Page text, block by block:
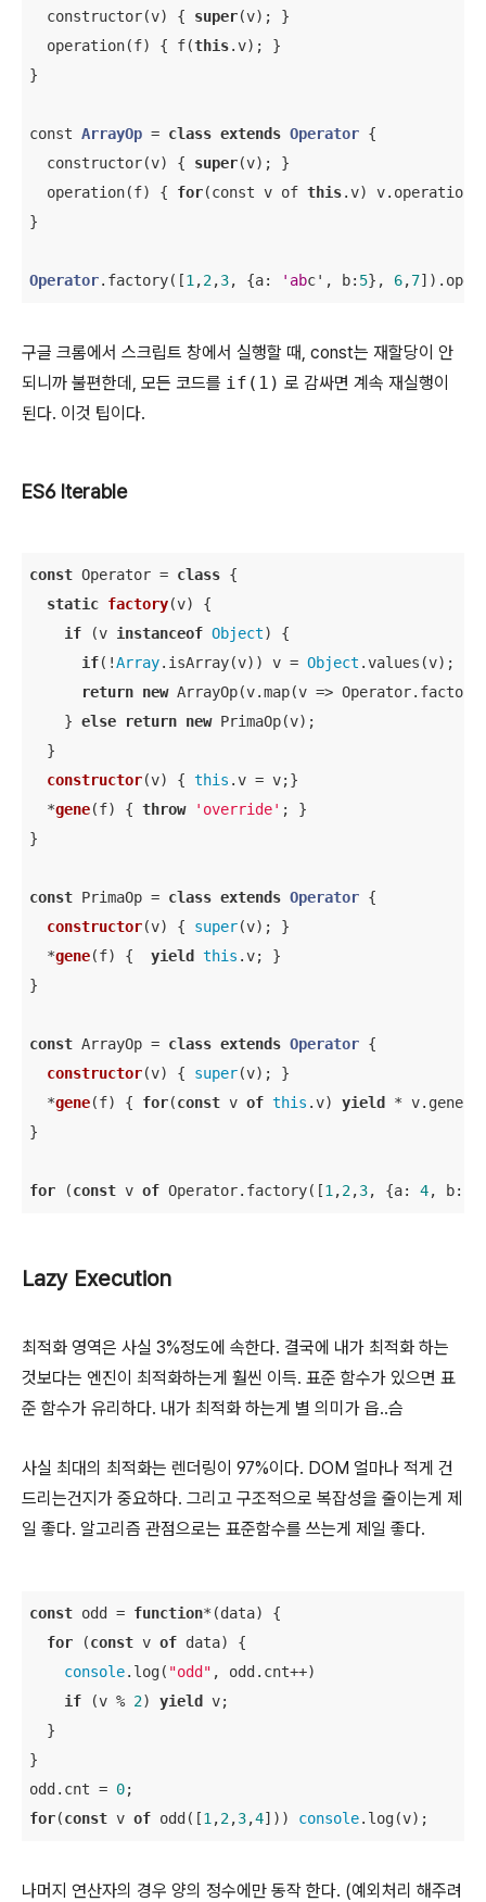
  constructor(v) {
super(v); }
  operation(f) { f(
this.v); }
}
const ArrayOp = class extends Operator {
  constructor(v) {
super(v); }
  operation(f) {
for(const v of this.v)
}
Operator.factory([1 ,2,3, {a: 'abc', b: 5}, 6,7
구글 크롬에서 스크립트 창에서 실행할 때, const는 재할당이 안
되니까 불편한데, 모든 코드를 if(1) 로 감싸면 계속 재실행이
된다. 이것 팁이다.
ES6 Iterable
const Operator = class {
static factory(v)
{
if (v instanceof Object) {
if(!Array.isArray(v)) v = Object .values(v);
return new ArrayOp(v.map(v =>
    }
else return new PrimaOp(v);
  }
constructor(v) { this .v = v;}
  *
gene(f) { throw 'override' ; }
}
const PrimaOp = class extends Operator {
constructor(v) { super(v); }
  *
gene(f) { yield this .v; }
}
const ArrayOp = class extends Operator {
constructor(v) { super(v); }
  *
gene(f) { for(const v of this .v) yield
*
}
for (const v of Operator.factory([1 ,2,3, {a: 4, b:
Lazy Execution
최적화 영역은 사실 3%정도에 속한다. 결국에 내가 최적화 하는
것보다는 엔진이 최적화하는게 훨씬 이득. 표준 함수가 있으면 표
준 함수가 유리하다. 내가 최적화 하는게 별 의미가 읍..슴
사실 최대의 최적화는 렌더링이 97%이다. DOM 얼마나 적게 건
드리는건지가 중요하다. 그리고 구조적으로 복잡성을 줄이는게 제
일 좋다. 알고리즘 관점으로는 표준함수를 쓰는게 제일 좋다.
const odd = function*(data) {
for (const v of data) {
console.log( "odd" , odd.cnt++)
if (v % 2) yield
v;
  }
}
odd.cnt = 0
for(const v of odd([1 ,2,3,4])) console.log(v);
나머지 연산자의 경우 양의 정수에만 동작 한다. (예외처리 해주려